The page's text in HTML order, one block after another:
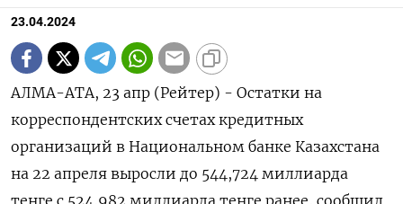
23.04.2024
АЛМА-АТА, 23 апр (Рейтер) - Остатки на
корреспондентских счетах кредитных
организаций в Национальном банке Казахстана
на 22 апреля выросли до 544,724 миллиарда
тенге с 524,982 миллиарда тенге ранее, сообщил